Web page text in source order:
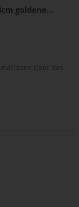
goldene...
über das